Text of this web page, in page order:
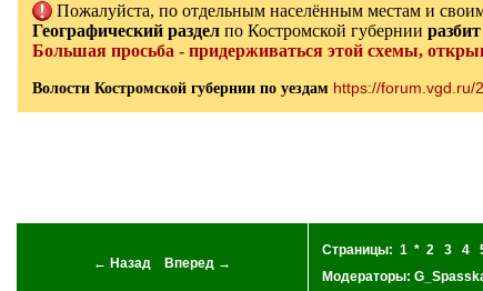
Пожалуйста, по отдельным населённым местам и
Географический разделпо Костромской губернии разбит
Большая просьба - придерживаться этой схемы,
Волости Костромской губернии по уездам https://forum.vgd.ru/
← Назад Вперед →
Страницы: 1 * 2 3 4
Модераторы: